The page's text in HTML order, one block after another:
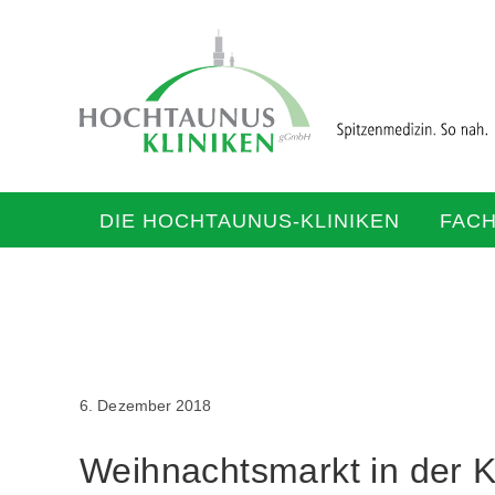
DIE HOCHTAUNUS-KLINIKEN
6. Dezember 2018
Weihnachtsmarkt in der